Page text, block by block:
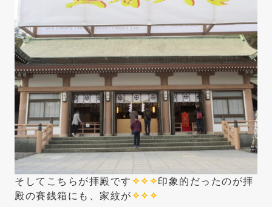
そしてこちらが拝殿です ✧✧✧印象的だったのが拝
殿の賽銭箱にも、家紋が✧✧✧